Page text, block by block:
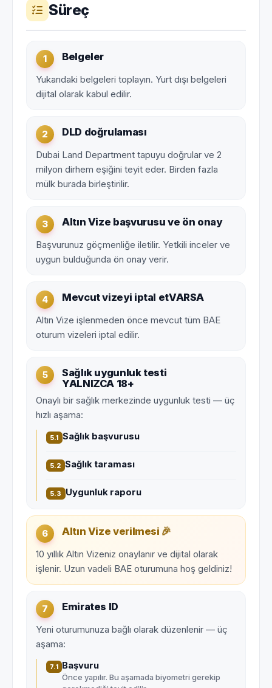
Süreç
1 Belgeler
Yukarıdaki belgeleri toplayın. Yurt dışı belgeleri
dijital olarak kabul edilir.
2 DLD doğrulaması
Dubai Land Department tapuyu doğrular ve 2
milyon dirhem eşiğini teyit eder. Birden fazla
mülk burada birleştirilir.
3 Altın Vize başvurusu ve ön onay
Başvurunuz göçmenliğe iletilir. Yetkili inceler ve
uygun bulduğunda ön onay verir.
4 Mevcut vizeyi iptal etVARSA
Altın Vize işlenmeden önce mevcut tüm BAE
oturum vizeleri iptal edilir.
5
Sağlık uygunluk testi
YALNIZCA 18+
Onaylı bir sağlık merkezinde uygunluk testi — üç
hızlı aşama:
5.1 Sağlık başvurusu
5.2 Sağlık taraması
5.3 Uygunluk raporu
6 Altın Vize verilmesi 🎉
10 yıllık Altın Vizeniz onaylanır ve dijital olarak
işlenir. Uzun vadeli BAE oturumuna hoş geldiniz!
7 Emirates ID
Yeni oturumunuza bağlı olarak düzenlenir — üç
aşama:
7.1 Başvuru
Önce yapılır. Bu aşamada biyometri gerekip